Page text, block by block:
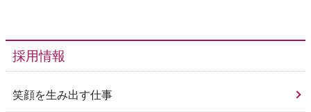
採用情報
笑顔を生み出す仕事